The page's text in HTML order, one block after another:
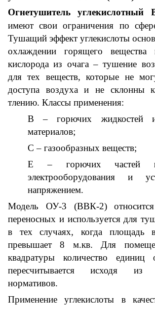
Огнетушитель
имеют свои ограничения по
Тушащий эффект углекислоты
охлаждении горящего вещества
кислорода из очага – тушение
для тех веществ, которые не
доступа воздуха и не склонны
тлению. Классы применения:
B – горючих жидкостей и
материалов;
C – газообразных веществ;
E – горючих частей и
электрооборудования и
напряжением.
Модель ОУ-3 (ВВК-2)
переносных и используется для
в тех случаях, когда площадь
превышает 8 м.кв. Для
квадратуры количество единиц
пересчитывается исходя из
нормативов.
Применение углекислоты в